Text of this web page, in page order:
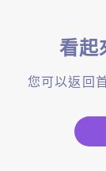
看起
您可以返回